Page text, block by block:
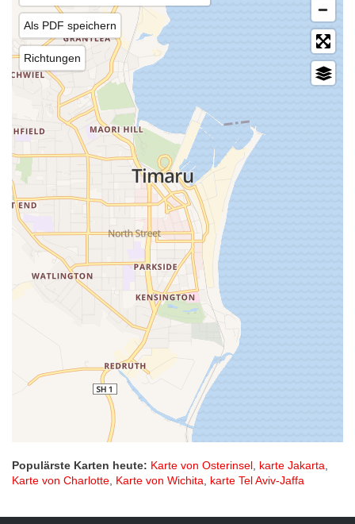
Als PDF speichern
Richtungen
Populärste Karten heute: Karte von Osterinsel, karte Jakarta,
Karte von Charlotte, Karte von Wichita, karte Tel Aviv-Jaffa